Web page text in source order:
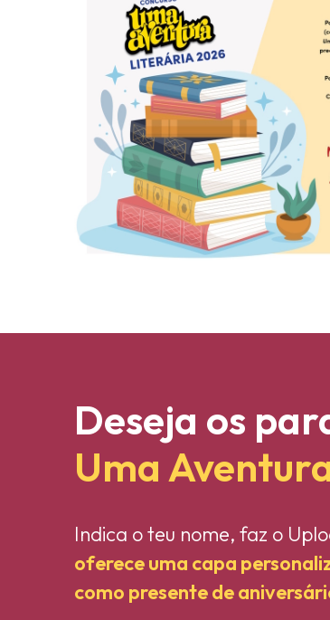
Deseja os
Uma
Indica o teu nome, faz o
oferece uma capa
como presente de